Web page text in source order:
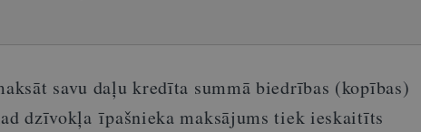
savu daļu kredīta summā biedrības (kopības)
dzīvokļa īpašnieka maksājums tiek ieskaitīts